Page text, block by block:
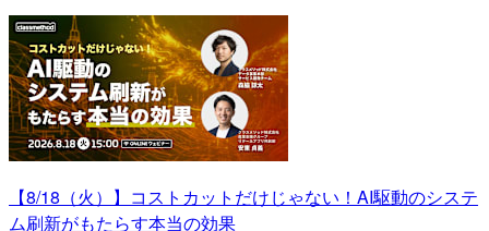
【8/18（火）】コストカットだけじゃない！AI駆動のシステ
ム刷新がもたらす本当の効果